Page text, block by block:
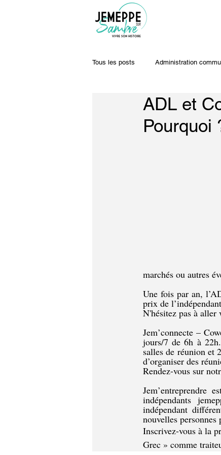
Tous les posts Administration
Travaux & voiries Offres
ADL et
Pourquoi
marchés ou autres
Une fois par an,
prix de
N'hésitez pas à aller
Jem’connecte –
jours/7 de 6h à
salles de réunion et
d’organiser des
Rendez-vous sur
Jem’entreprendre
indépendants
indépendant
nouvelles
Inscrivez-vous à la
Grec » comme